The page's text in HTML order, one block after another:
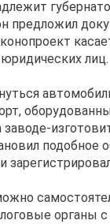
предложил
лиц.
подобное
органы